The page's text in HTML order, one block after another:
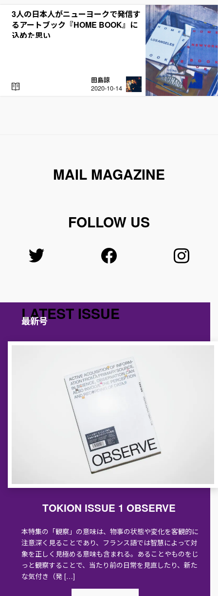
3人の日本人がニューヨークで発信す
るアートブック『HOME BOOK』に
込めた思い
田島諒
2020-10-14
R
E
MAIL MAGAZINE
FOLLOW US
LATEST ISSUE
最新号
TOKION ISSUE 1 OBSERVE
本特集の「観察」の意味は、物事の状態や変化を客観的に
注意深く見ることであり、フランス語では智慧によって対
象を正しく見極める意味も含まれる。あることやものをじ
っと観察することで、当たり前の日常を見直したり、新た
な気付き（発 […]